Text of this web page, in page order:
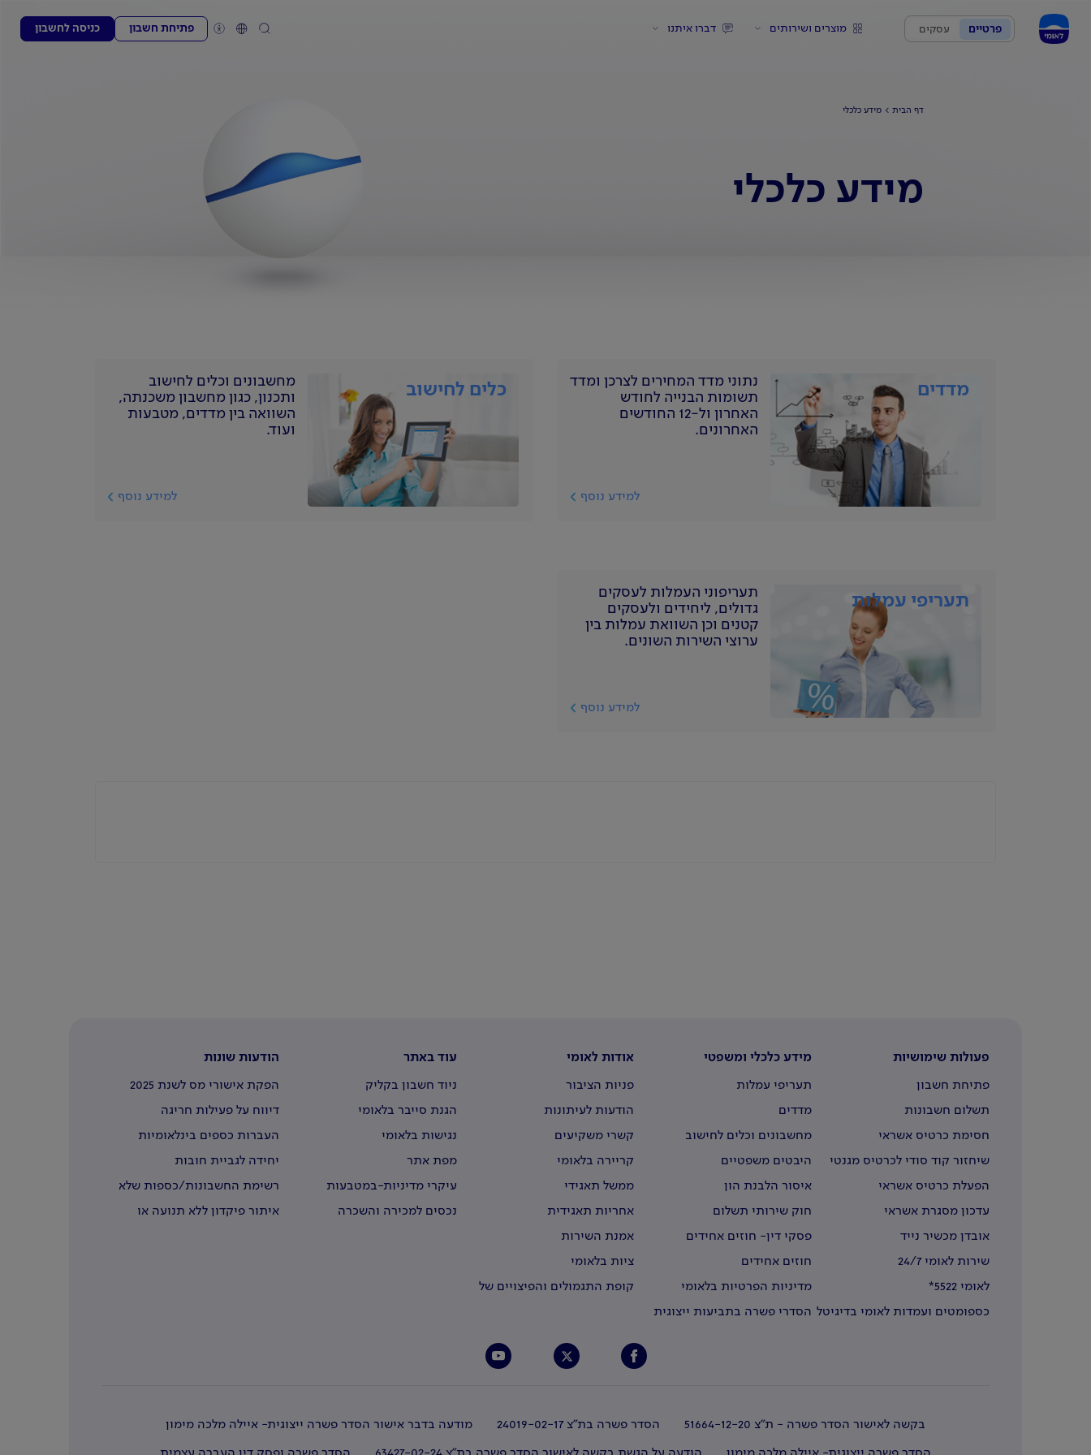
פרטיים עסקים מוצרים ושירותים דברו איתנו פתיחת חשבון כניסה לחשבון
דף הבית מידע כלכלי
מידע כלכלי
מדדים
נתוני מדד המחירים לצרכן ומדד
תשומות הבנייה לחודש
האחרון ול-12 החודשים
האחרונים.
למידע נוסף
כלים לחישוב
מחשבונים וכלים לחישוב
ותכנון, כגון מחשבון משכנתה,
השוואה בין מדדים, מטבעות
ועוד.
למידע נוסף
תעריפי עמלות
תעריפוני העמלות לעסקים
גדולים, ליחידים ולעסקים
קטנים וכן השוואת עמלות בין
ערוצי השירות השונים.
למידע נוסף
פעולות שימושיות
פתיחת חשבון
תשלום חשבונות
חסימת כרטיס אשראי
שיחזור קוד סודי לכרטיס מגנטי
הפעלת כרטיס אשראי
עדכון מסגרת אשראי
אובדן מכשיר נייד
שירות לאומי 24/7
לאומי 5522*
כספומטים ועמדות לאומי בדיגיטל
מידע כלכלי ומשפטי
תעריפי עמלות
מדדים
מחשבונים וכלים לחישוב
היבטים משפטיים
איסור הלבנת הון
חוק שירותי תשלום
פסקי דין- חוזים אחידים
חוזים אחידים
מדיניות הפרטיות בלאומי
הסדרי פשרה בתביעות ייצוגית
אודות לאומי
פניות הציבור
הודעות לעיתונות
קשרי משקיעים
קריירה בלאומי
ממשל תאגידי
אחריות תאגידית
אמנת השירות
ציות בלאומי
קופת התגמולים והפיצויים של
עוד באתר
ניוד חשבון בקליק
הגנת סייבר בלאומי
נגישות בלאומי
מפת אתר
עיקרי מדיניות-במטבעות
נכסים למכירה והשכרה
הודעות שונות
הפקת אישורי מס לשנת 2025
דיווח על פעילות חריגה
העברות כספים בינלאומיות
יחידה לגביית חובות
רשימת החשבונות/כספות שלא
איתור פיקדון ללא תנועה או
בקשה לאישור הסדר פשרה - ת"צ 51664-12-20 הסדר פשרה בת"צ 24019-02-17 מודעה בדבר אישור הסדר פשרה ייצוגית- איילה מלכה מימון